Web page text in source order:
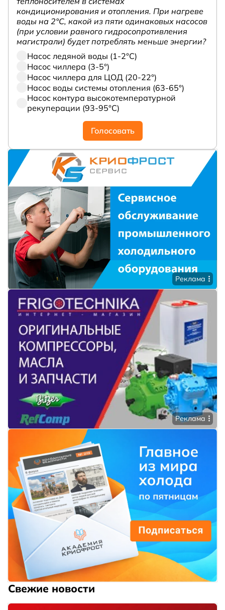
кондиционирования и отопления. При нагреве
воды на 2°С, какой из пяти одинаковых насосов
(при условии равного гидросопротивления
магистрали) будет потреблять меньше энергии?
Насос ледяной воды (1-2°С)
Насос чиллера (3-5°)
Насос чиллера для ЦОД (20-22°)
Насос воды системы отопления (63-65°)
Насос контура высокотемпературной
рекуперации (93-95°С)
Голосовать
Реклама
Реклама
Свежие новости